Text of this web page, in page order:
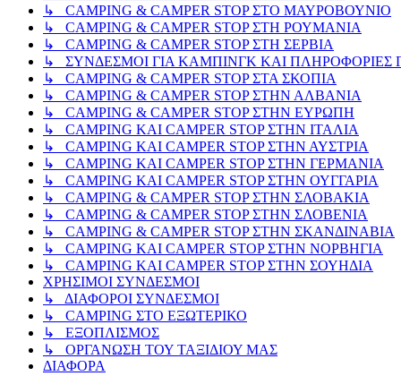
↳ CAMPING & CAMPER STOP ΣΤΟ ΜΑΥΡΟΒΟΥΝΙΟ
↳ CAMPING & CAMPER STOP ΣΤΗ ΡΟΥΜΑΝΙΑ
↳ CAMPING & CAMPER STOP ΣΤΗ ΣΕΡΒΙΑ
↳ ΣΥΝΔΕΣΜΟΙ ΓΙΑ ΚΑΜΠΙΝΓΚ ΚΑΙ ΠΛΗΡΟΦΟΡΙΕΣ
↳ CAMPING & CAMPER STOP ΣΤΑ ΣΚΟΠΙΑ
↳ CAMPING & CAMPER STOP ΣΤΗΝ ΑΛΒΑΝΙΑ
↳ CAMPING & CAMPER STOP ΣΤΗΝ ΕΥΡΩΠΗ
↳ CAMPING KAI CAMPER STOP ΣΤΗΝ ΙΤΑΛΙΑ
↳ CAMPING KAI CAMPER STOP ΣΤΗΝ ΑΥΣΤΡΙΑ
↳ CAMPING KAI CAMPER STOP ΣΤΗΝ ΓΕΡΜΑΝΙΑ
↳ CAMPING KAI CAMPER STOP ΣΤΗΝ ΟΥΓΓΑΡΙΑ
↳ CAMPING & CAMPER STOP ΣΤΗΝ ΣΛΟΒΑΚΙΑ
↳ CAMPING & CAMPER STOP ΣΤΗΝ ΣΛΟΒΕΝΙΑ
↳ CAMPING & CAMPER STOP ΣΤΗΝ ΣΚΑΝΔΙΝΑΒΙΑ
↳ CAMPING KAI CAMPER STOP ΣΤΗΝ ΝΟΡΒΗΓΙΑ
↳ CAMPING KAI CAMPER STOP ΣΤΗΝ ΣΟΥΗΔΙΑ
ΧΡΗΣΙΜΟΙ ΣΥΝΔΕΣΜΟΙ
↳ ΔΙΑΦΟΡΟΙ ΣΥΝΔΕΣΜΟΙ
↳ CAMPING ΣΤΟ ΕΞΩΤΕΡΙΚΟ
↳ ΕΞΟΠΛΙΣΜΟΣ
↳ ΟΡΓΑΝΩΣΗ ΤΟΥ ΤΑΞΙΔΙΟΥ ΜΑΣ
ΔΙΑΦΟΡΑ